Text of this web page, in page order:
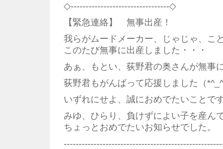
◇---------------------------------◇
【緊急連絡】 無事出産！
我らがムードメーカー、じゃじゃ、こ
このたび無事に出産しました・・・
あぁ、もとい、荻野君の奥さんが無事
荻野君もがんばって応援しました（
いずれにせよ、誠におめでたいことで
みゆ、ひらり、負けずによい子を産ん
ちょっとおめでたいお知らせでした。